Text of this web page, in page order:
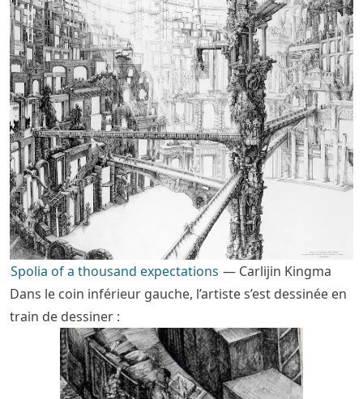
Spolia of a thousand expectations — Carlijin Kingma
Dans le coin inférieur gauche, l’artiste s’est dessinée en
train de dessiner :